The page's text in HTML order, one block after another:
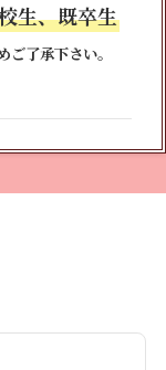
生、既卒生
了承下さい。